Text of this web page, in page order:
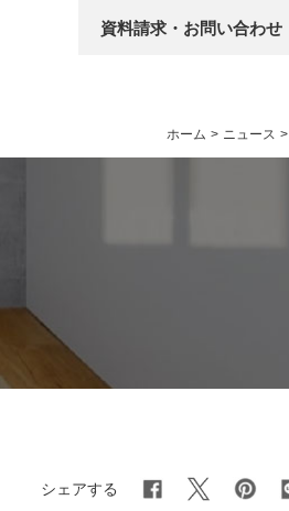
資料請求・お問い合わせ
ホーム > ニュース >
シェアする